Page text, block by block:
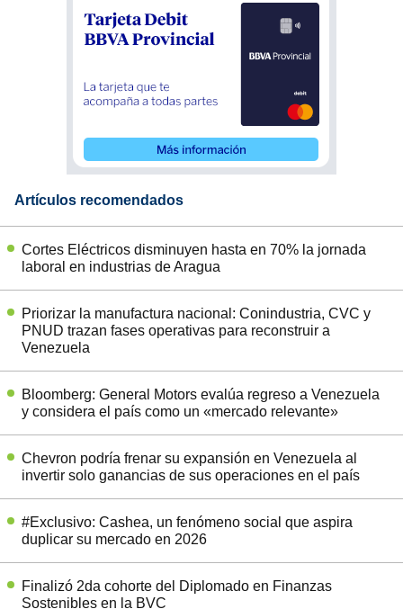
Artículos recomendados
Cortes Eléctricos disminuyen hasta en 70% la jornada
laboral en industrias de Aragua
Priorizar la manufactura nacional: Conindustria, CVC y
PNUD trazan fases operativas para reconstruir a
Venezuela
Bloomberg: General Motors evalúa regreso a Venezuela
y considera el país como un «mercado relevante»
Chevron podría frenar su expansión en Venezuela al
invertir solo ganancias de sus operaciones en el país
#Exclusivo: Cashea, un fenómeno social que aspira
duplicar su mercado en 2026
Finalizó 2da cohorte del Diplomado en Finanzas
Sostenibles en la BVC